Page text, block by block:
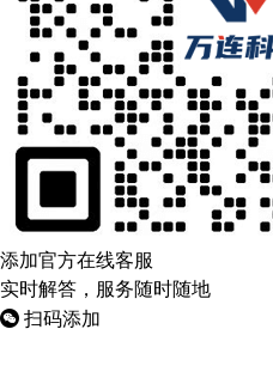
添加官方在线客服
实时解答，服务随时随地
扫码添加